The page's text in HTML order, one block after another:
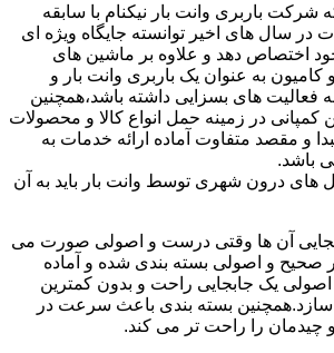
شرکت باربری وانت بار نیکنام با سابقه
سال های اخیر توانسته جایگاه ویژه ای
اختصاص دهد و علاوه بر ماشین های
به عنوان یک باربری وانت بار و
فعالیت های بسزایی داشته باشد،همچنین
در زمینه حمل انواع کالا و محصولات
و مقصد متفاوت آماده ارائه خدمات به
باشد.
های درون شهری توسط وانت بار باید به آن
آن ها وقتی درست و اصولی صورت می
صحیح و اصولی بسته بندی شده و آماده
یک جابجایی راحت و بدون کمترین
بسته بندی باعث سرعت در
چیدمان را راحت تر می کند.